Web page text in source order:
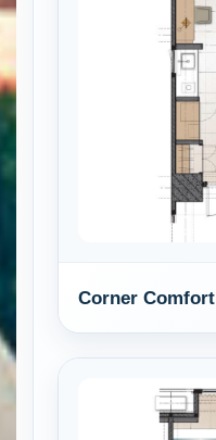
Corner Comfort